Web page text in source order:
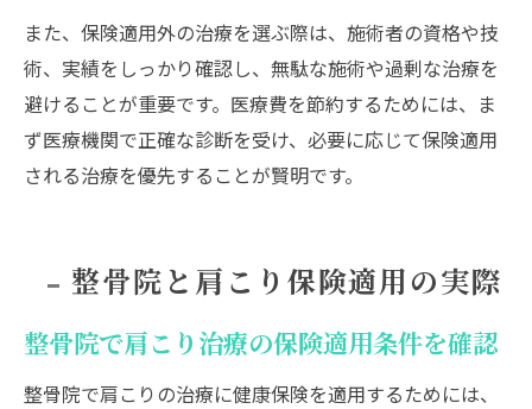
また、保険適用外の治療を選ぶ際は、施術者の資格や技
術、実績をしっかり確認し、無駄な施術や過剰な治療を
避けることが重要です。医療費を節約するためには、ま
ず医療機関で正確な診断を受け、必要に応じて保険適用
される治療を優先することが賢明です。
整骨院と肩こり保険適用の実際
整骨院で肩こり治療の保険適用条件を確認
整骨院で肩こりの治療に健康保険を適用するためには、